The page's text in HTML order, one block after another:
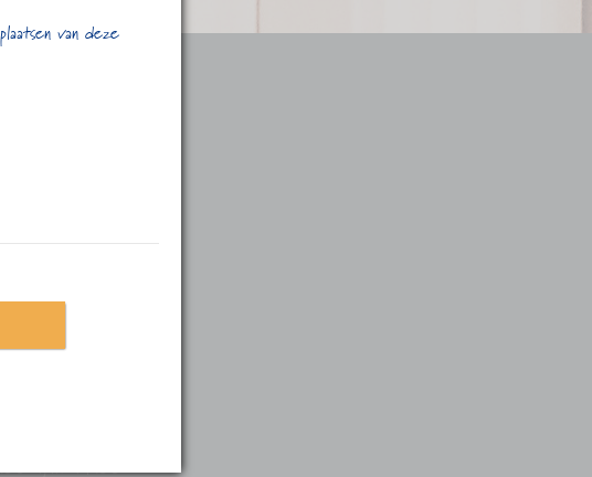
t/m 17:00
van deze